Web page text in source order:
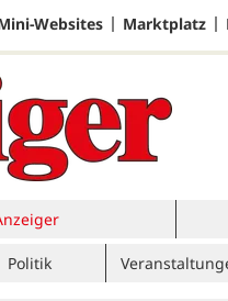
Websites Marktplatz
Politik